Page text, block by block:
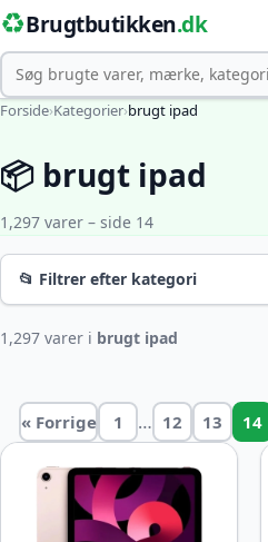
♻️Brugtbutikken.dk
Søg
Forside›Kategorier›brugt ipad
📦 brugt ipad
1,297 varer – side 14
📂 Filtrer efter kategori
1,297 varer i brugt ipad
« Forrige 1 … 12 13 14